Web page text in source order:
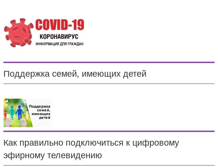
Поддержка семей, имеющих детей
Как правильно подключиться к цифровому
эфирному телевидению